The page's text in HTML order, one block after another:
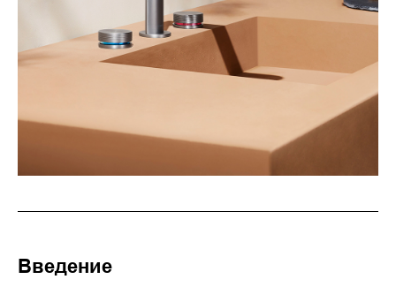
Введение